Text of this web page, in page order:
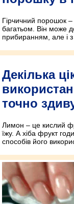
Гірчичний порошок
багатьом. Він може
прибиранням, але і
Декілька
точно
Лимон – це кислий
їжу. А хіба фрукт
способів його